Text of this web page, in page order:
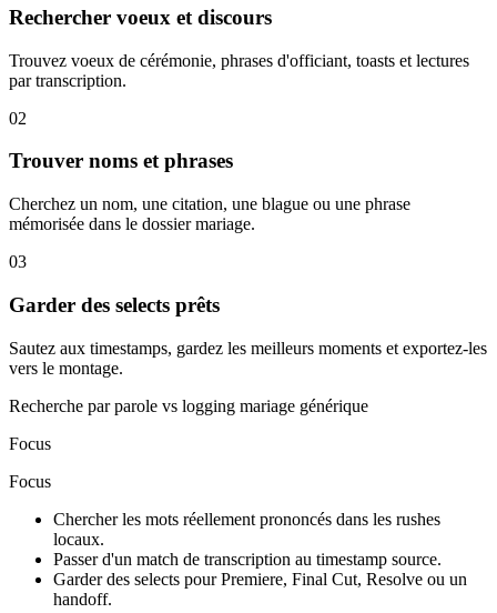
Rechercher voeux et discours
Trouvez voeux de cérémonie, phrases d'officiant, toasts et lectures
par transcription.
02
Trouver noms et phrases
Cherchez un nom, une citation, une blague ou une phrase
mémorisée dans le dossier mariage.
03
Garder des selects prêts
Sautez aux timestamps, gardez les meilleurs moments et exportez-les
vers le montage.
Recherche par parole vs logging mariage générique
Focus
Focus
Chercher les mots réellement prononcés dans les rushes
locaux.
Passer d'un match de transcription au timestamp source.
Garder des selects pour Premiere, Final Cut, Resolve ou un
handoff.